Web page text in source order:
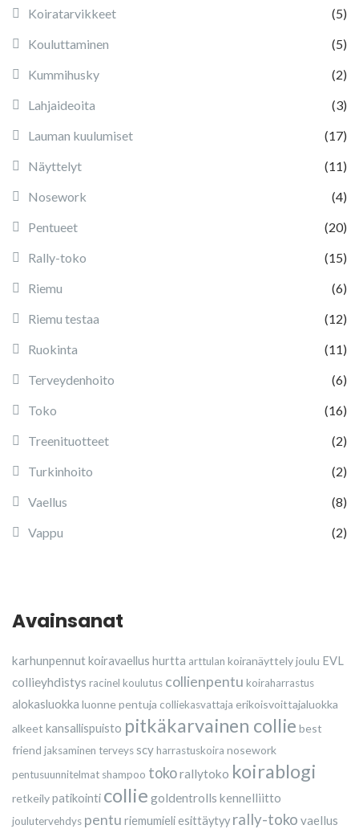
Koiratarvikkeet
(5)
Kouluttaminen
(5)
Kummihusky
(2)
Lahjaideoita
(3)
Lauman kuulumiset
(17)
Näyttelyt
(11)
Nosework
(4)
Pentueet
(20)
Rally-toko
(15)
Riemu
(6)
Riemu testaa
(12)
Ruokinta
(11)
Terveydenhoito
(6)
Toko
(16)
Treenituotteet
(2)
Turkinhoito
(2)
Vaellus
(8)
Vappu
(2)
Avainsanat
karhunpennutkoiravaellus hurtta arttulan koiranäyttelyjoulu EVL
collieyhdistys racinel koulutus collienpentu koiraharrastus
alokasluokka luonnepentuja colliekasvattaja erikoisvoittajaluokka
alkeet kansallispuisto pitkäkarvainen collie best
friend jaksaminen terveysscyharrastuskoira nosework
pentusuunnitelmat shampoo tokorallytoko koirablogi
retkeilypatikointi collie goldentrolls kennelliitto
joulutervehdys pentu riemumieli esittäytyy rally-toko vaellus